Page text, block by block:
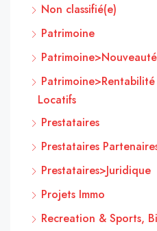
Non classifié(e)
Patrimoine
Patrimoine>Rentabilité
Locatifs
Prestataires
Prestataires
Prestataires>Juridique
Projets Immo
Recreation & Sports,